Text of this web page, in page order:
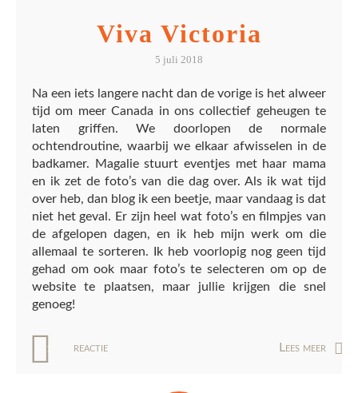
Viva Victoria
5 juli 2018
Na een iets langere nacht dan de vorige is het alweer
tijd om meer Canada in ons collectief geheugen te
laten griffen. We doorlopen de normale
ochtendroutine, waarbij we elkaar afwisselen in de
badkamer. Magalie stuurt eventjes met haar mama
en ik zet de foto’s van die dag over. Als ik wat tijd
over heb, dan blog ik een beetje, maar vandaag is dat
niet het geval. Er zijn heel wat foto’s en filmpjes van
de afgelopen dagen, en ik heb mijn werk om die
allemaal te sorteren. Ik heb voorlopig nog geen tijd
gehad om ook maar foto’s te selecteren om op de
website te plaatsen, maar jullie krijgen die snel
genoeg!
1 reactie Lees meer